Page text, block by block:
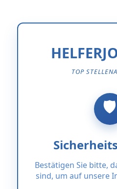
TOP
Bestätigen Sie bitte,
sind, um auf unsere